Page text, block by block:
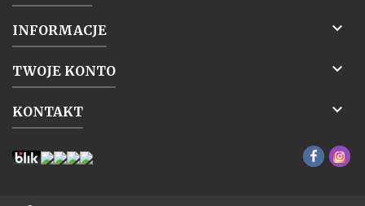
INFORMACJE 
TWOJE KONTO 
KONTAKT 